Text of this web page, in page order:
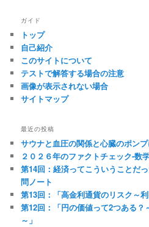
シ
ョ
ン
ガイド
トップ
自己紹介
このサイトについて
テストで解答する場合の注意
画像が表示されない場合
サイトマップ
最近の投稿
サウナと血圧の関係と心臓のポン
２０２６年のファクトチェック-数
第14回：経済ってこういうことだ
問ノート
第13回：「高金利通貨のリスク～
第12回：「円の価値って2つある
～」